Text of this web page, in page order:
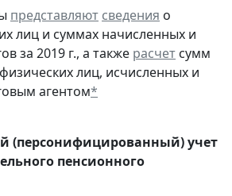
представляют сведения о
лиц и суммах начисленных и
за 2019 г., а также расчет сумм
лиц, исчисленных и
агентом*
(персонифицированный) учет
пенсионного